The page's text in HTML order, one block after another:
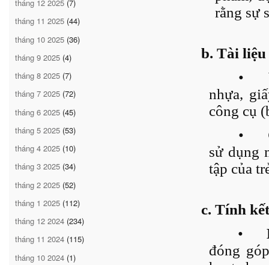
tháng 12 2025 (7)
tháng 11 2025 (44)
tháng 10 2025 (36)
tháng 9 2025 (4)
tháng 8 2025 (7)
tháng 7 2025 (72)
tháng 6 2025 (45)
tháng 5 2025 (53)
tháng 4 2025 (10)
tháng 3 2025 (34)
tháng 2 2025 (52)
tháng 1 2025 (112)
tháng 12 2024 (234)
tháng 11 2024 (115)
tháng 10 2024 (1)
rằng sự
b. Tài liệu
•
nhựa,
công cụ
•
sử dụng
tập của
c. Tính
•
đóng